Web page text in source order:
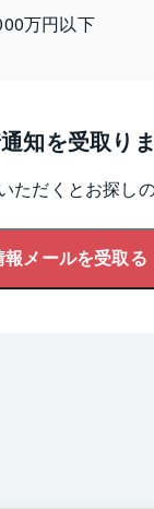
万円以下
知を受取り
ただくとお探し
報メールを受取る